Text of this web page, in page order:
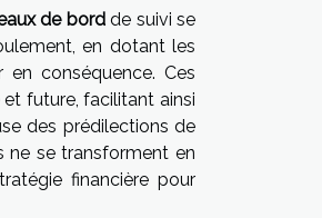
de bordde suivi se
en dotant les
conséquence. Ces
future, facilitant ainsi
des prédilections de
ne se transforment en
financière pour